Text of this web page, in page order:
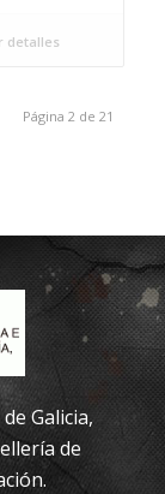
detalles
Página 2 de 21
Galicia,
de